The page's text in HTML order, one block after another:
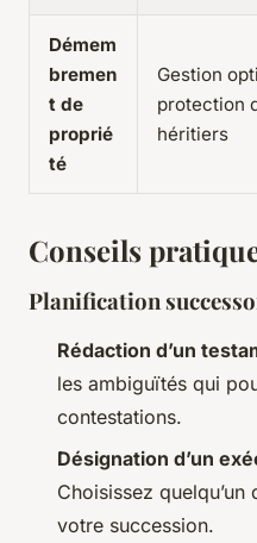
Démem
bremen
t de
proprié
té
Gestion
protection
héritiers
Conseils
Planification
Rédaction d’un
les ambiguïtés qui
contestations.
Désignation d’un
Choisissez
votre succession.